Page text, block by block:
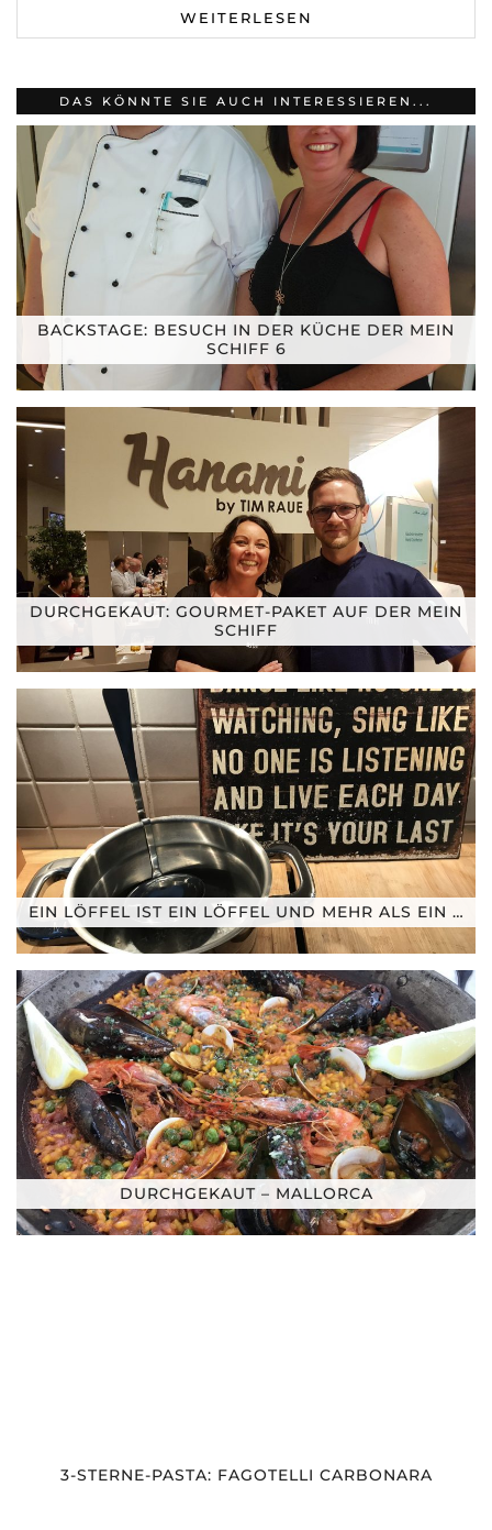
WEITERLESEN
DAS KÖNNTE SIE AUCH INTERESSIEREN...
BACKSTAGE: BESUCH IN DER KÜCHE DER MEIN
SCHIFF 6
DURCHGEKAUT: GOURMET-PAKET AUF DER MEIN
SCHIFF
EIN LÖFFEL IST EIN LÖFFEL UND MEHR ALS EIN …
DURCHGEKAUT – MALLORCA
3-STERNE-PASTA: FAGOTELLI CARBONARA